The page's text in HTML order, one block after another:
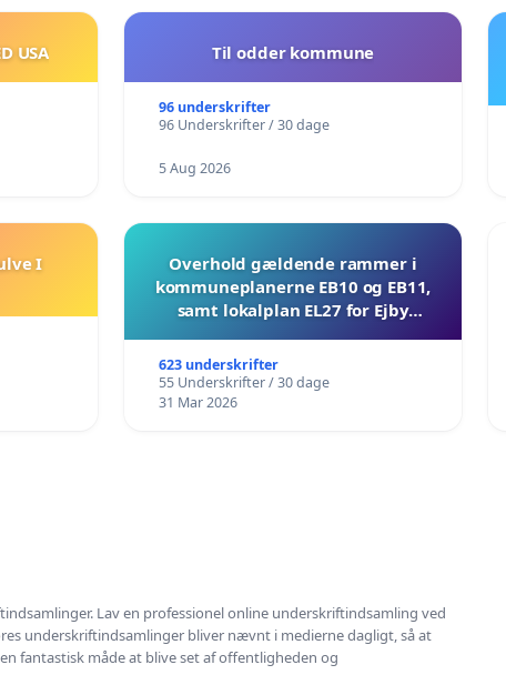
USA Til odder kommune
96 underskrifter
96 Underskrifter / 30 dage
5 Aug 2026
I
Overhold gældende rammer i
kommuneplanerne EB10 og EB11,
samt lokalplan EL27 for Ejby
623 underskrifter
55 Underskrifter / 30 dage
31 Mar 2026
Lav en professionel online underskriftindsamling ved
underskriftindsamlinger bliver nævnt i medierne dagligt, så at
fantastisk måde at blive set af offentligheden og